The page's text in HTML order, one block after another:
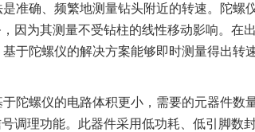
准确、频繁地测量钻头附近的转速。陀螺
因为其测量不受钻柱的线性移动影响。在
于陀螺仪的解决方案能够即时测量得出转
陀螺仪的电路体积更小，需要的元器件数
调理功能。此器件采用低功耗、低引脚数